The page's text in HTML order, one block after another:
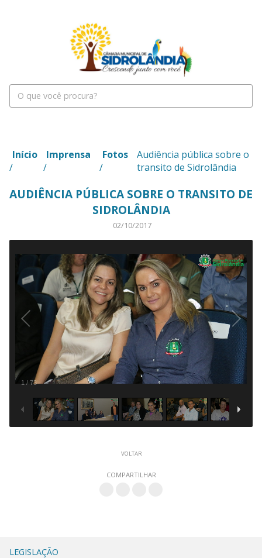
Início
/
Imprensa
/
Fotos
/
Audiência pública sobre o
transito de Sidrolândia
AUDIÊNCIA PÚBLICA SOBRE O TRANSITO DE
SIDROLÂNDIA
02/10/2017
1 / 73
VOLTAR
COMPARTILHAR
LEGISLAÇÃO